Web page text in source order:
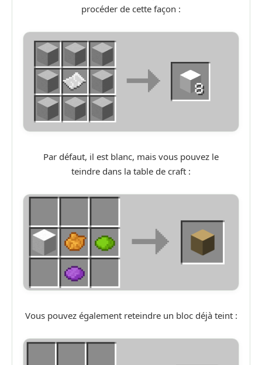
procéder de cette façon :
Par défaut, il est blanc, mais vous pouvez le
teindre dans la table de craft :
Vous pouvez également reteindre un bloc déjà teint :